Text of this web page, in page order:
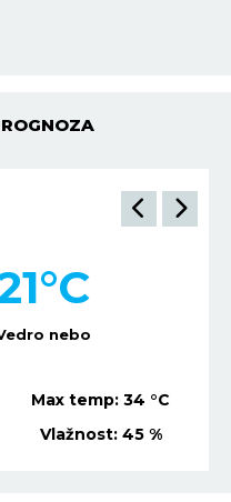
nebo
°C
Max temp:36 °C
Vlažnost:75 %